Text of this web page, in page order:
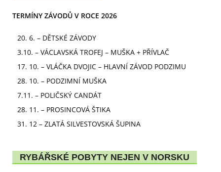
TERMÍNY ZÁVODŮ V ROCE 2026
20. 6. – DĚTSKÉ ZÁVODY
3.10. – VÁCLAVSKÁ TROFEJ – MUŠKA + PŘÍVLAČ
17. 10. – VLÁČKA DVOJIC – HLAVNÍ ZÁVOD PODZIMU
28. 10. – PODZIMNÍ MUŠKA
7.11. – POLIČSKÝ CANDÁT
28. 11. – PROSINCOVÁ ŠTIKA
31. 12 – ZLATÁ SILVESTOVSKÁ ŠUPINA
RYBÁŘSKÉ POBYTY NEJEN V NORSKU